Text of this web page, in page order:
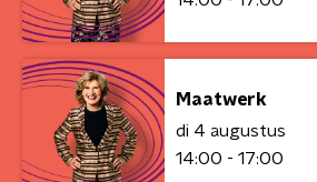
Maatwerk
di 4 augustus
14:00 - 17:00